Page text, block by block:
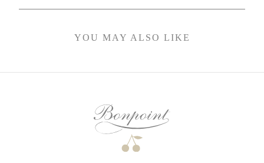
YOU MAY ALSO LIKE